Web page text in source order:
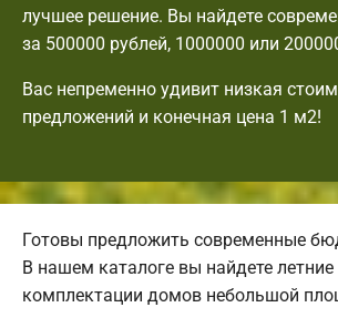
лучшее решение. Вы найдете
за 500000 рублей, 1000000 или
Вас непременно удивит низкая
предложений и конечная цена 1 м2!
Готовы предложить современные
В нашем каталоге вы найдете
комплектации домов небольшой